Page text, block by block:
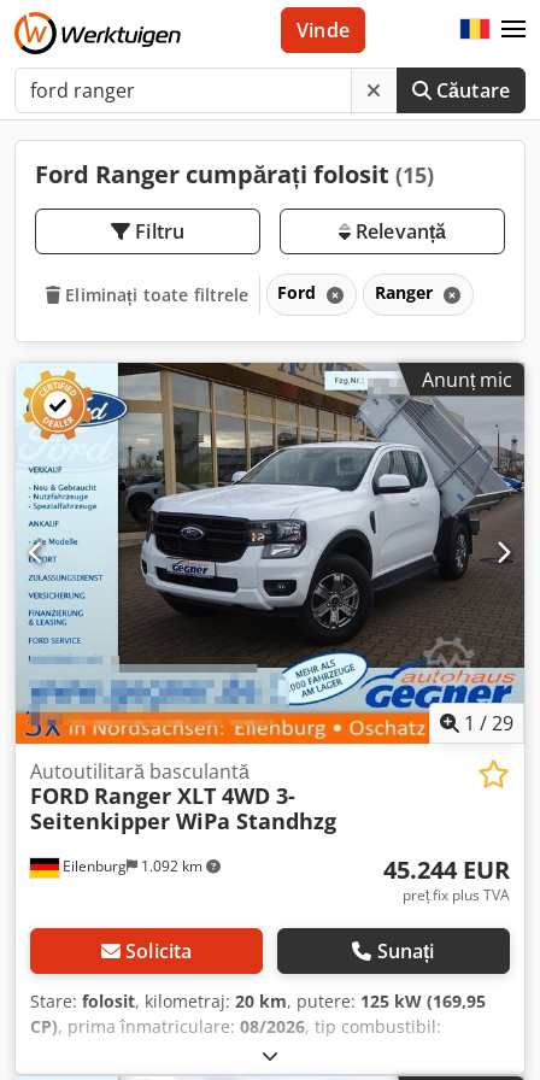
Căutare
Vinde
Ford Ranger cumpărați folosit (15)
Filtru Relevanță
Eliminați toate filtrele Ford Ranger
Anunț mic
1 /29
Eilenburg 1.092 km
Autoutilitară basculantă
FORD Ranger XLT 4WD 3-
Seitenkipper WiPa Standhzg
45.244 EUR
preț fix plus TVA
Solicita Sunați
Stare: folosit, kilometraj: 20 km, putere: 125 kW (169,95
CP), prima înmatriculare: 08/2026, tip combustibil:
3.230 kg